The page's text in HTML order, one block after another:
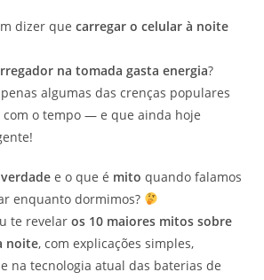
dizer quecarregar o celular à noite
na tomada gasta energia?
algumas das crenças populares
o tempo — e que ainda hoje
verdade e o que é mito quando falamos
enquanto dormimos?
te revelaros 10 maiores mitos sobre
noite, com explicações simples,
na tecnologia atual das baterias de